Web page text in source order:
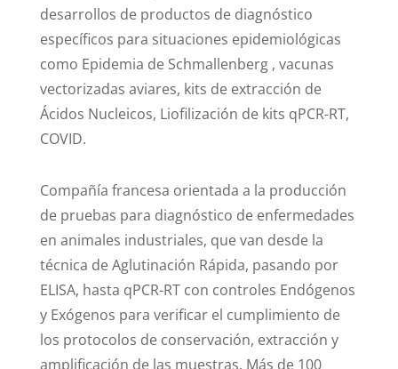
desarrollos de productos de diagnóstico
específicos para situaciones epidemiológicas
como Epidemia de Schmallenberg , vacunas
vectorizadas aviares, kits de extracción de
Ácidos Nucleicos, Liofilización de kits qPCR-RT,
COVID.
Compañía francesa orientada a la producción
de pruebas para diagnóstico de enfermedades
en animales industriales, que van desde la
técnica de Aglutinación Rápida, pasando por
ELISA, hasta qPCR-RT con controles Endógenos
y Exógenos para verificar el cumplimiento de
los protocolos de conservación, extracción y
amplificación de las muestras. Más de 100